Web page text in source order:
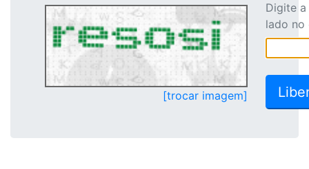
[trocar imagem]
Digite
lado no